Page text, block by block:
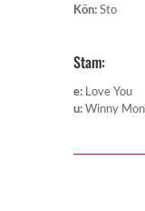
Kön:Sto
Stam:
e: Love You
u:Winny